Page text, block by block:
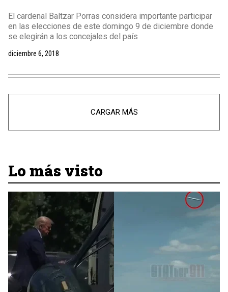
El cardenal Baltzar Porras considera importante participar
en las elecciones de este domingo 9 de diciembre donde
se elegirán a los concejales del país
diciembre 6, 2018
CARGAR MÁS
Lo más visto